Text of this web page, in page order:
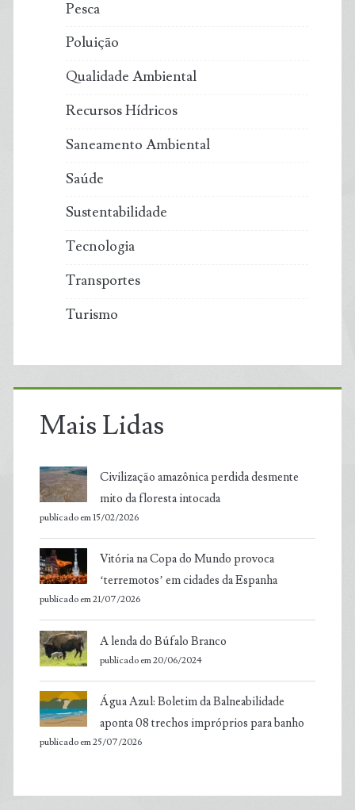
Pesca
Poluição
Qualidade Ambiental
Recursos Hídricos
Saneamento Ambiental
Saúde
Sustentabilidade
Tecnologia
Transportes
Turismo
Mais Lidas
Civilização amazônica perdida desmente
mito da floresta intocada
publicado em 15/02/2026
Vitória na Copa do Mundo provoca
‘terremotos’ em cidades da Espanha
publicado em 21/07/2026
A lenda do Búfalo Branco
publicado em 20/06/2024
Água Azul: Boletim da Balneabilidade
aponta 08 trechos impróprios para banho
publicado em 25/07/2026